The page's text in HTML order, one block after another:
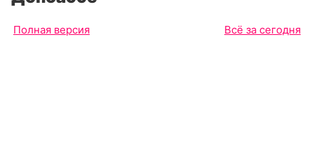
Полная версия Всё за сегодня